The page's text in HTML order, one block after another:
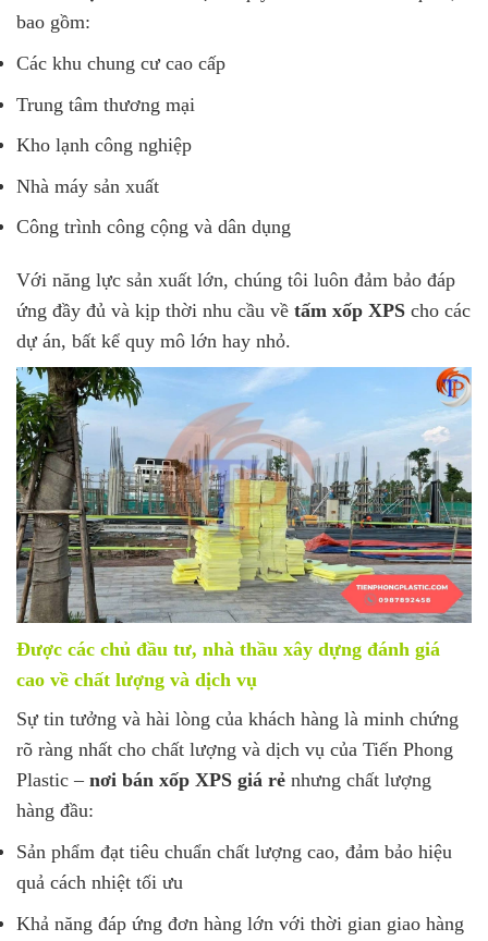
bao gồm:
Các khu chung cư cao cấp
Trung tâm thương mại
Kho lạnh công nghiệp
Nhà máy sản xuất
Công trình công cộng và dân dụng
Với năng lực sản xuất lớn, chúng tôi luôn đảm bảo đáp
ứng đầy đủ và kịp thời nhu cầu về tấm xốp XPS cho các
dự án, bất kể quy mô lớn hay nhỏ.
Được các chủ đầu tư, nhà thầu xây dựng đánh giá
cao về chất lượng và dịch vụ
Sự tin tưởng và hài lòng của khách hàng là minh chứng
rõ ràng nhất cho chất lượng và dịch vụ của Tiến Phong
Plastic – nơi bán xốp XPS giá rẻ nhưng chất lượng
hàng đầu:
Sản phẩm đạt tiêu chuẩn chất lượng cao, đảm bảo hiệu
quả cách nhiệt tối ưu
Khả năng đáp ứng đơn hàng lớn với thời gian giao hàng